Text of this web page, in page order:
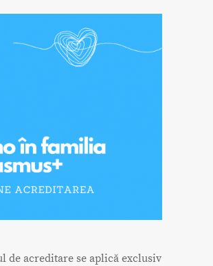
de acreditare se aplică exclusiv